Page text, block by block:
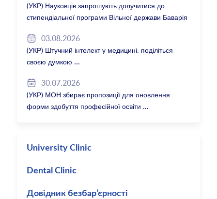
(УКР) Науковців запрошують долучитися до
стипендіальної програми Вільної держави Баварія
03.08.2026
(УКР) Штучний інтелект у медицині: поділіться
своєю думкою
30.07.2026
(УКР) МОН збирає пропозиції для оновлення
форми здобуття професійної освіти
University Clinic
Dental Clinic
Довідник безбар’єрності